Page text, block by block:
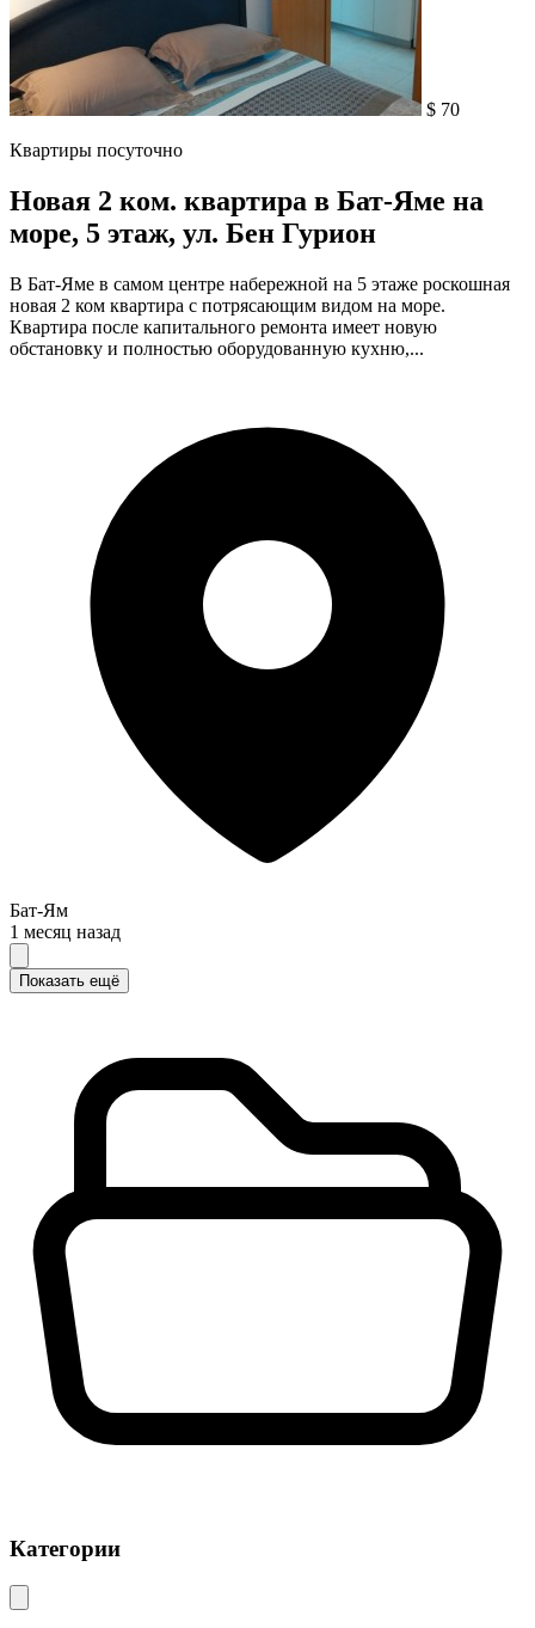
$ 70
Квартиры посуточно
Новая 2 ком. квартира в Бат-Яме на
море, 5 этаж, ул. Бен Гурион
В Бат-Яме в самом центре набережной на 5 этаже роскошная
новая 2 ком квартира с потрясающим видом на море.
Квартира после капитального ремонта имеет новую
обстановку и полностью оборудованную кухню,...
Бат-Ям
1 месяц назад
Показать ещё
Категории